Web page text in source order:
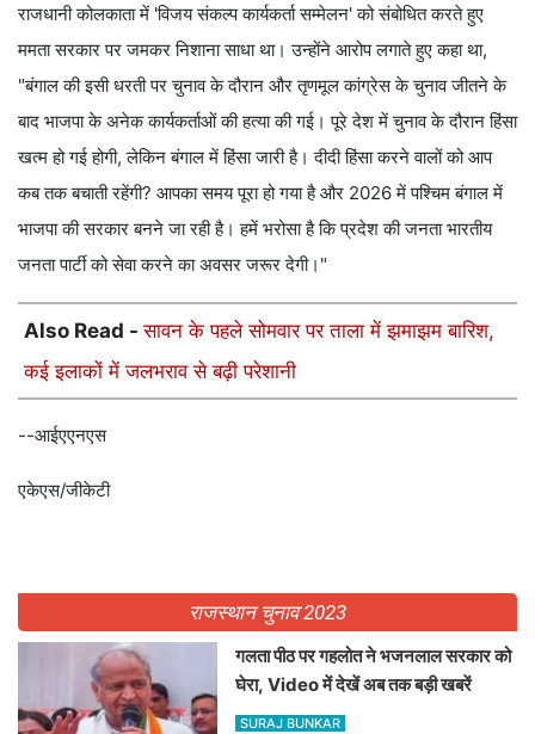
राजधानी कोलकाता में 'विजय संकल्प कार्यकर्ता सम्मेलन' को संबोधित करते हुए
ममता सरकार पर जमकर निशाना साधा था। उन्होंने आरोप लगाते हुए कहा था,
"बंगाल की इसी धरती पर चुनाव के दौरान और तृणमूल कांग्रेस के चुनाव जीतने के
बाद भाजपा के अनेक कार्यकर्ताओं की हत्या की गई। पूरे देश में चुनाव के दौरान हिंसा
खत्म हो गई होगी, लेकिन बंगाल में हिंसा जारी है। दीदी हिंसा करने वालों को आप
कब तक बचाती रहेंगी? आपका समय पूरा हो गया है और 2026 में पश्चिम बंगाल में
भाजपा की सरकार बनने जा रही है। हमें भरोसा है कि प्रदेश की जनता भारतीय
जनता पार्टी को सेवा करने का अवसर जरूर देगी।"
Also Read -सावन के पहले सोमवार पर ताला में झमाझम बारिश,
कई इलाकों में जलभराव से बढ़ी परेशानी
--आईएएनएस
एकेएस/जीकेटी
राजस्थान चुनाव 2023
गलता पीठ पर गहलोत ने भजनलाल सरकार को
घेरा, Video में देखें अब तक बड़ी खबरें
SURAJ BUNKAR